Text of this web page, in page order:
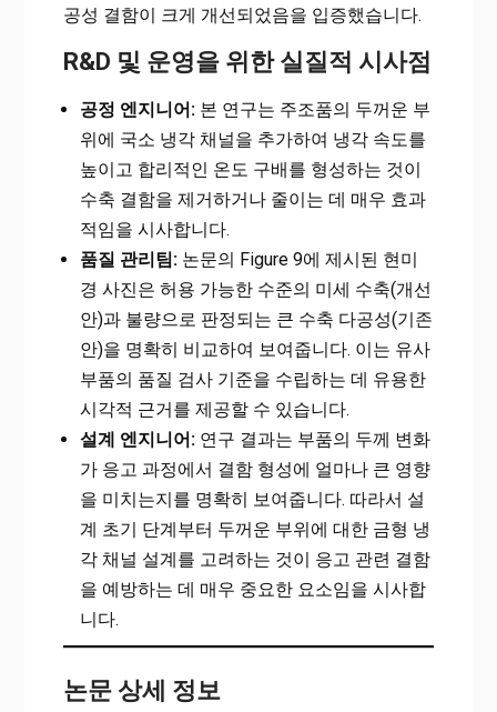
공성 결함이 크게 개선되었음을 입증했습니다.
R&D 및 운영을 위한 실질적 시사점
공정 엔지니어:본 연구는 주조품의 두꺼운 부
위에 국소 냉각 채널을 추가하여 냉각 속도를
높이고 합리적인 온도 구배를 형성하는 것이
수축 결함을 제거하거나 줄이는 데 매우 효과
적임을 시사합니다.
품질 관리팀:논문의 Figure 9에 제시된 현미
경 사진은 허용 가능한 수준의 미세 수축(개선
안)과 불량으로 판정되는 큰 수축 다공성(기존
안)을 명확히 비교하여 보여줍니다. 이는 유사
부품의 품질 검사 기준을 수립하는 데 유용한
시각적 근거를 제공할 수 있습니다.
설계 엔지니어:연구 결과는 부품의 두께 변화
가 응고 과정에서 결함 형성에 얼마나 큰 영향
을 미치는지를 명확히 보여줍니다. 따라서 설
계 초기 단계부터 두꺼운 부위에 대한 금형 냉
각 채널 설계를 고려하는 것이 응고 관련 결함
을 예방하는 데 매우 중요한 요소임을 시사합
니다.
논문 상세 정보